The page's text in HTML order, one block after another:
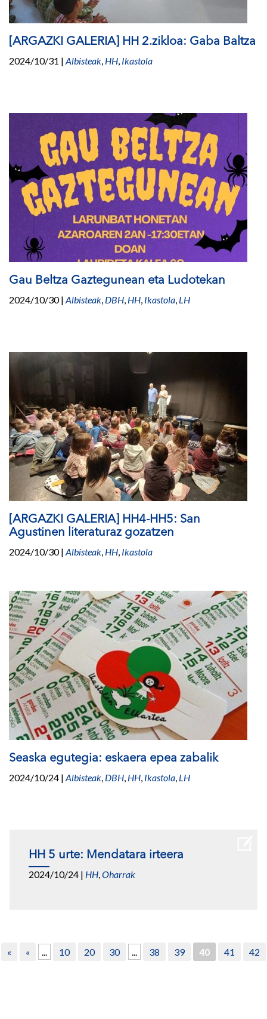
[ARGAZKI GALERIA] HH 2.zikloa: Gaba Baltza
2024/10/31 | Albisteak, HH, Ikastola
Gau Beltza Gaztegunean eta Ludotekan
2024/10/30| Albisteak, DBH, HH, Ikastola, LH
[ARGAZKI GALERIA] HH4-HH5: San
Agustinen literaturaz gozatzen
2024/10/30| Albisteak, HH, Ikastola
Seaska egutegia: eskaera epea zabalik
2024/10/24 | Albisteak, DBH, HH, Ikastola, LH
HH 5 urte: Mendatara irteera
2024/10/24 | HH,Oharrak
« « ... 10 20 30 ... 38 39 40 41 42